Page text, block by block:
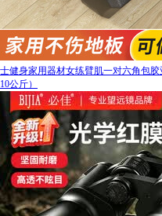
士健身家用器材女练臂肌一对六角包
10公斤）